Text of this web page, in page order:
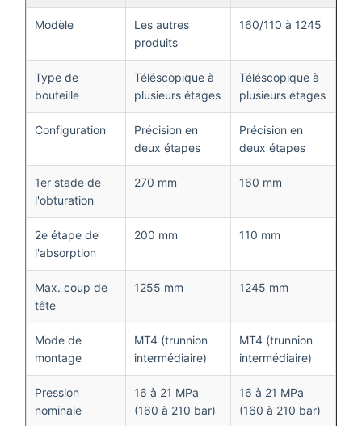
Modèle
Les autres
produits
160/110 à 1245
Type de
bouteille
Téléscopique à
plusieurs étages
Téléscopique à
plusieurs étages
Configuration
Précision en
deux étapes
Précision en
deux étapes
1er stade de
l'obturation
270 mm 160 mm
2e étape de
l'absorption
200 mm 110 mm
Max. coup de
tête
1255 mm 1245 mm
Mode de
montage
MT4 (trunnion
intermédiaire)
MT4 (trunnion
intermédiaire)
Pression
nominale
16 à 21 MPa
(160 à 210 bar)
16 à 21 MPa
(160 à 210 bar)